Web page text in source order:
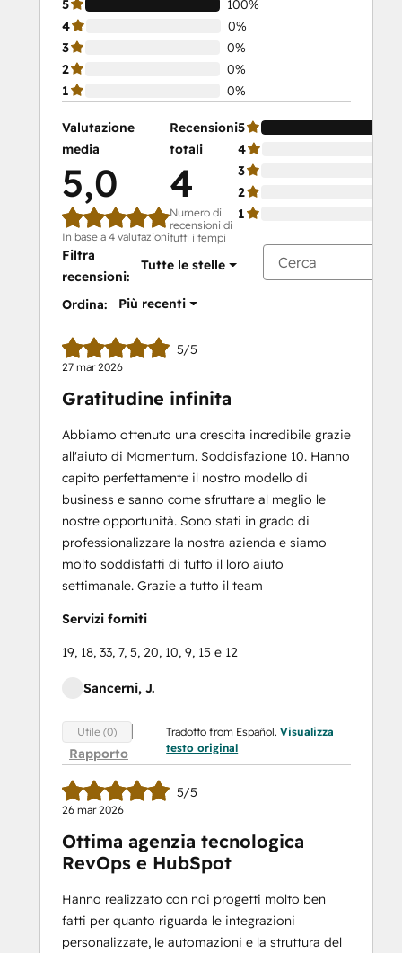
5
100%
4
0%
3
0%
2
0%
1
0%
Valutazione
media
5,0
In base a 4 valutazioni
Recensioni
totali
4
Numero di
recensioni di
tutti i tempi
5
4
3
2
1
Filtra
recensioni:
Tutte le stelle
Ordina: Più recenti
5/5
27 mar 2026
Gratitudine infinita
Abbiamo ottenuto una crescita incredibile grazie
all'aiuto di Momentum. Soddisfazione 10. Hanno
capito perfettamente il nostro modello di
business e sanno come sfruttare al meglio le
nostre opportunità. Sono stati in grado di
professionalizzare la nostra azienda e siamo
molto soddisfatti di tutto il loro aiuto
settimanale. Grazie a tutto il team
Servizi forniti
19, 18, 33, 7, 5, 20, 10, 9, 15 e 12
Sancerni, J.
Utile (0)
Rapporto
Tradotto from Español.Visualizza
testo original
5/5
26 mar 2026
Ottima agenzia tecnologica
RevOps e HubSpot
Hanno realizzato con noi progetti molto ben
fatti per quanto riguarda le integrazioni
personalizzate, le automazioni e la struttura del